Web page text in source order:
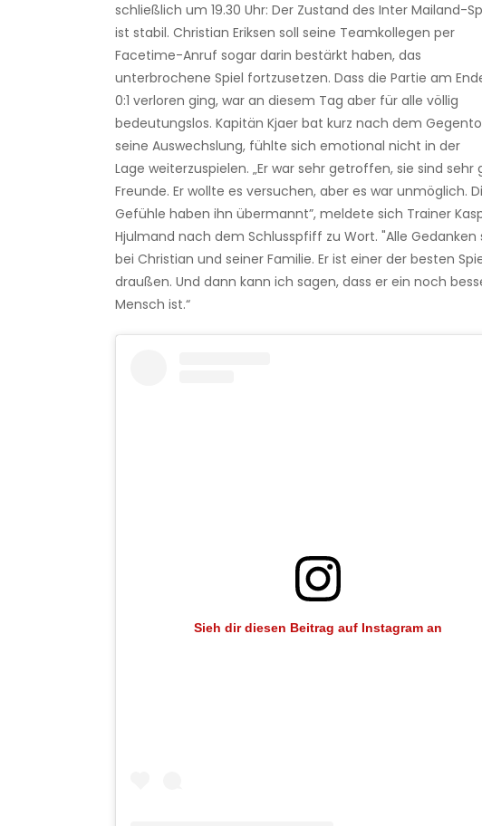
schließlich um 19.30 Uhr: Der Zustand des Inter Mailand-
ist stabil. Christian Eriksen soll seine Teamkollegen per
Facetime-Anruf sogar darin bestärkt haben, das
unterbrochene Spiel fortzusetzen. Dass die Partie am
0:1 verloren ging, war an diesem Tag aber für alle völlig
bedeutungslos. Kapitän Kjaer bat kurz nach dem
seine Auswechslung, fühlte sich emotional nicht in der
Lage weiterzuspielen. „Er war sehr getroffen, sie sind sehr
Freunde. Er wollte es versuchen, aber es war unmöglich.
Gefühle haben ihn übermannt”, meldete sich Trainer
Hjulmand nach dem Schlusspfiff zu Wort. "Alle Gedanken
bei Christian und seiner Familie. Er ist einer der besten
draußen. Und dann kann ich sagen, dass er ein noch
Mensch ist.“
Sieh dir diesen Beitrag auf Instagram an